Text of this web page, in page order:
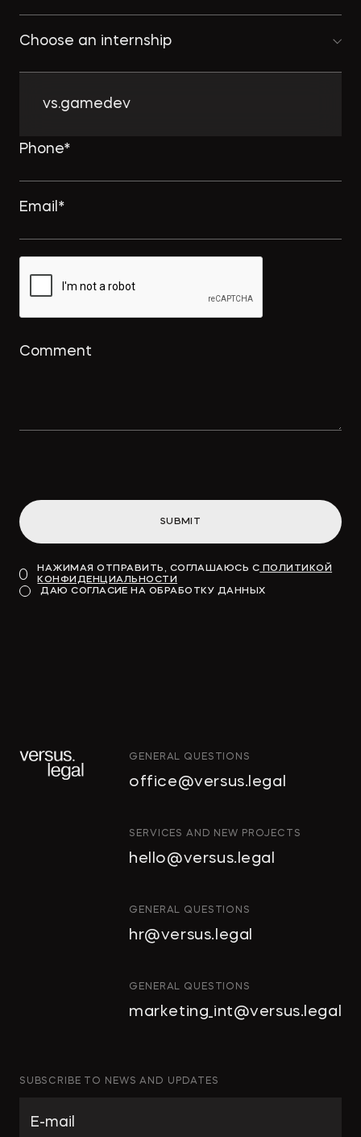
Choose an internship
vs.gamedev
SUBMIT
НАЖИМАЯ ОТПРАВИТЬ, СОГЛАШАЮСЬ С ПОЛИТИКОЙ
КОНФИДЕНЦИАЛЬНОСТИ
ДАЮ СОГЛАСИЕ НА ОБРАБОТКУ ДАННЫХ
ИНТЕЛЛЕКТУАЛЬНАЯ
ИНВЕСТИЦИОННЫЕ
СТРОИТЕЛЬСТВО
И НЕДВИЖИМОСТЬ
АРХИТЕКТУРА
КОРПОРАТИВНОЕ ПРАВО И
M&A
РАЗРЕШЕНИЕ СПОРОВ
GENERAL QUESTIONS
office@versus.legal
SERVICES AND NEW PROJECTS
hello@versus.legal
GENERAL QUESTIONS
hr@versus.legal
GENERAL QUESTIONS
marketing_int@versus.legal
SUBSCRIBE TO NEWS AND UPDATES